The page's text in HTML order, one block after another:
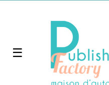
Basculer
navigation
☰